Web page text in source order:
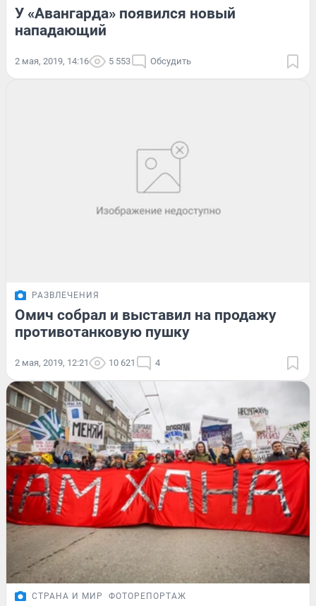
У «Авангарда» появился новый
нападающий
2 мая, 2019, 14:16 5 553 Обсудить
РАЗВЛЕЧЕНИЯ
Омич собрал и выставил на продажу
противотанковую пушку
2 мая, 2019, 12:21 10 621 4
СТРАНА И МИР ФОТОРЕПОРТАЖ